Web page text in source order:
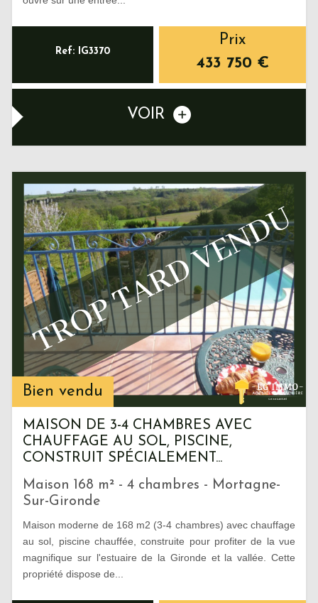
Ref: IG3370
Prix
433 750 €
VOIR
Bien vendu
MAISON DE 3-4 CHAMBRES AVEC
CHAUFFAGE AU SOL, PISCINE,
CONSTRUIT SPÉCIALEMENT...
Maison 168 m² - 4 chambres - Mortagne-
Sur-Gironde
Maison moderne de 168 m2 (3-4 chambres) avec chauffage
au sol, piscine chauffée, construite pour profiter de la vue
magnifique sur l'estuaire de la Gironde et la vallée. Cette
propriété dispose de...